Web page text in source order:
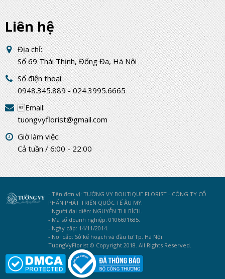
Liên hệ
Địa chỉ:
Số 69 Thái Thịnh, Đống Đa, Hà Nội
Số điện thoại:
0948.345.889 - 024.3995.6665
Email:
tuongvyflorist@gmail.com
Giờ làm việc:
Cả tuần / 6:00 - 22:00
- Tên đơn vị: TƯỜNG VY BOUTIQUE FLORIST - CÔNG TY CỔ
PHẨN PHÁT TRIỂN QUỐC TẾ ÂU MỸ.
- Người đại diện: NGUYỄN THỊ BÍCH.
- Mã số doanh nghiệp: 0106691685.
- Ngày cấp: 14/11/2014.
- Nơi cấp: Sở kế hoạch và đầu tư Tp. Hà Nội.
TuongVyFlorist © Copyright 2018. All Rights Reserved.